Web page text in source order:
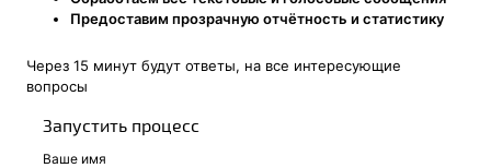
Предоставим прозрачную отчётность и статистику
Через 15 минут будут ответы, на все интересующие
вопросы
Запустить процесс
Ваше имя